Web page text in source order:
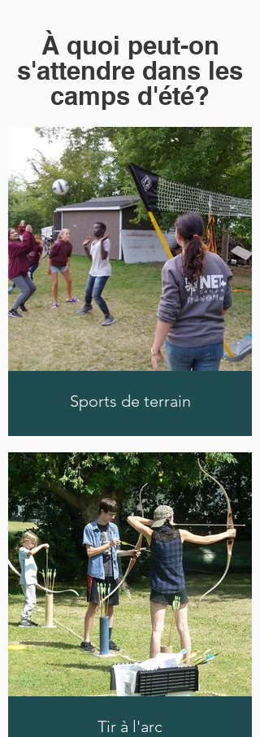
​À quoi peut-on
s'attendre dans les
camps d'été?
Sports de terrain
Tir à l'arc